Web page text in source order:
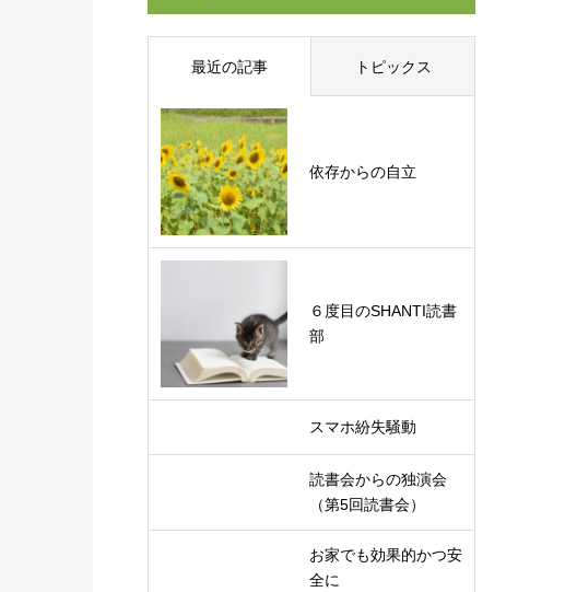
最近の記事 トピックス
依存からの自立
６度目のSHANTI読書
部
スマホ紛失騒動
読書会からの独演会
（第5回読書会）
お家でも効果的かつ安
全に